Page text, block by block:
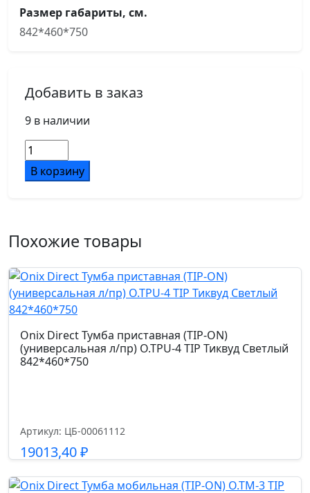
Размер габариты, см.
842*460*750
Добавить в заказ
9 в наличии
Количество
товара
Onix
(TIP-
ON)
(универсальная
л/
пр)
O.TPU-
4
TIP
Бриллиант
8
В корзину
Похожие товары
Onix Direct Тумба приставная (TIP-ON)
(универсальная л/пр) O.TPU-4 TIP Тиквуд Светлый
842*460*750
Артикул: ЦБ-00061112
19013,40₽
Подробнее